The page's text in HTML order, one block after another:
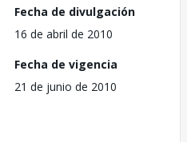
Fecha de divulgación
16 de abril de 2010
Fecha de vigencia
21 de junio de 2010